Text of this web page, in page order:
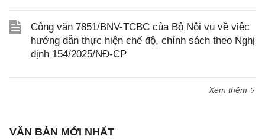
Công văn 7851/BNV-TCBC của Bộ Nội vụ về việc
hướng dẫn thực hiện chế độ, chính sách theo Nghị
định 154/2025/NĐ-CP
Xem thêm
VĂN BẢN MỚI NHẤT